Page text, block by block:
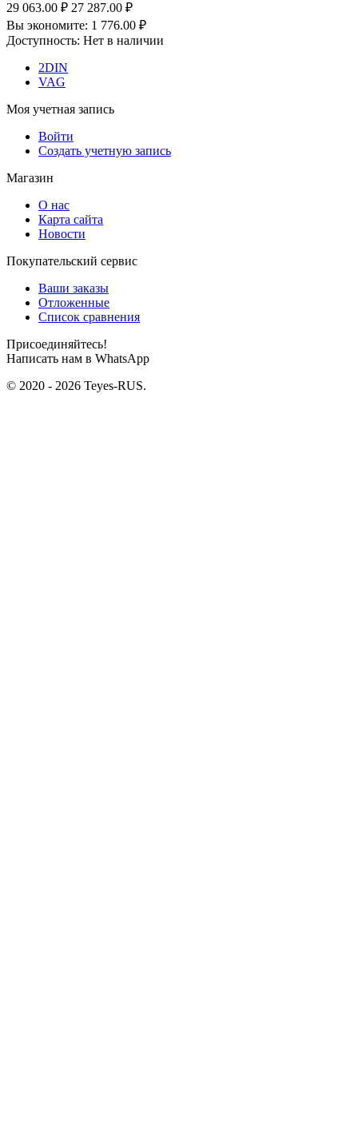
29 063.00 ₽ 27 287.00 ₽
Вы экономите: 1 776.00 ₽
Доступность: Нет в наличии
2DIN
VAG
Моя учетная запись
Войти
Создать учетную запись
Магазин
О нас
Карта сайта
Новости
Покупательский сервис
Ваши заказы
Отложенные
Список сравнения
Присоединяйтесь!
Написать нам в WhatsApp
© 2020 - 2026 Teyes-RUS.